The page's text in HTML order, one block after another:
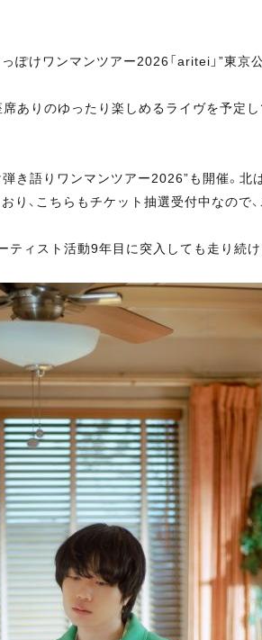
けワンマンツアー2026「aritei」”東京
りのゆったり楽しめるライヴを予定
き語りワンマンツアー2026”も開催。
、こちらもチケット抽選受付中なので
ィスト活動9年目に突入しても走り続